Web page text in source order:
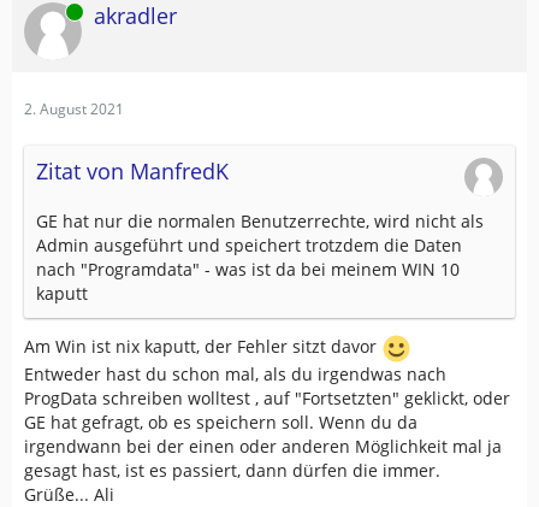
Online akradler
2. August 2021
Zitat von ManfredK
GE hat nur die normalen Benutzerrechte, wird nicht als
Admin ausgeführt und speichert trotzdem die Daten
nach "Programdata" - was ist da bei meinem WIN 10
kaputt
Am Win ist nix kaputt, der Fehler sitzt davor
Entweder hast du schon mal, als du irgendwas nach
ProgData schreiben wolltest , auf "Fortsetzten" geklickt, oder
GE hat gefragt, ob es speichern soll. Wenn du da
irgendwann bei der einen oder anderen Möglichkeit mal ja
gesagt hast, ist es passiert, dann dürfen die immer.
Grüße... Ali